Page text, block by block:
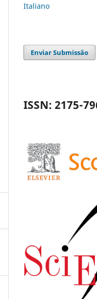
Italiano
Enviar Submissão
ISSN: 2175-